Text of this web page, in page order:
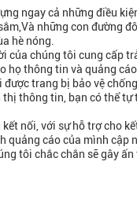
ngay cả những điều
những con đường
hè nóng.
chúng tôi cung cấp
thông tin và quảng
trang bị bảo vệ
thông tin, bạn có thể
nối, với sự hỗ trợ cho
cáo của mình cập
tôi chắc chắn sẽ gây